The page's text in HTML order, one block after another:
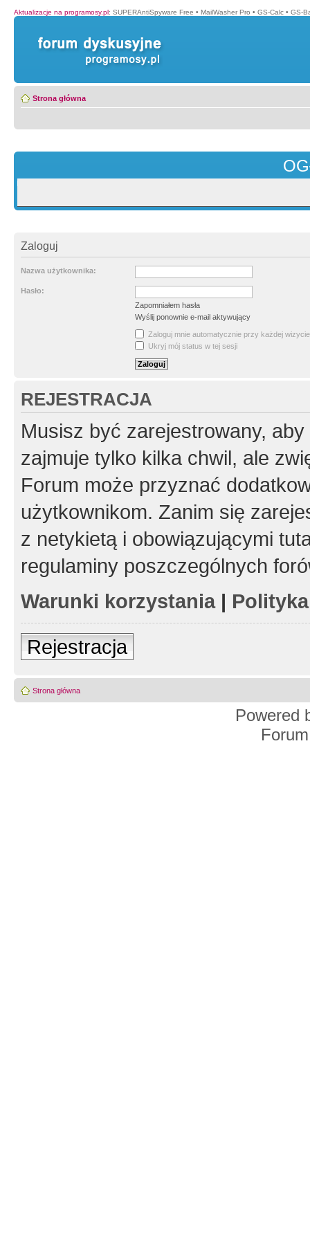
Aktualizacje na programosy.pl: SUPERAntiSpyware Free • MailWasher Pro • GS-Calc • GS-
Strona główna
Zaloguj
Nazwa użytkownika:
Hasło:
Zapomniałem hasła
Wyślij ponownie e-mail aktywujący
Zaloguj mnie automatycznie przy każdej wizycie
Ukryj mój status w tej sesji
REJESTRACJA
Musisz być zarejestrowany,
zajmuje tylko kilka chwil, ale
Forum może przyznać
użytkownikom. Zanim się
z netykietą i obowiązującymi
regulaminy poszczególnych
Warunki korzystania|
Rejestracja
Strona główna
Powered